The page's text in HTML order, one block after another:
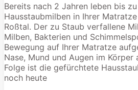
Bereits nach 2 Jahren leben bis
Hausstaubmilben in Ihrer
Roßtal. Der zu Staub verfallene
Milben, Bakterien und
Bewegung auf Ihrer Matratze
Nase, Mund und Augen im Körper
Folge ist die gefürchtete
noch heute